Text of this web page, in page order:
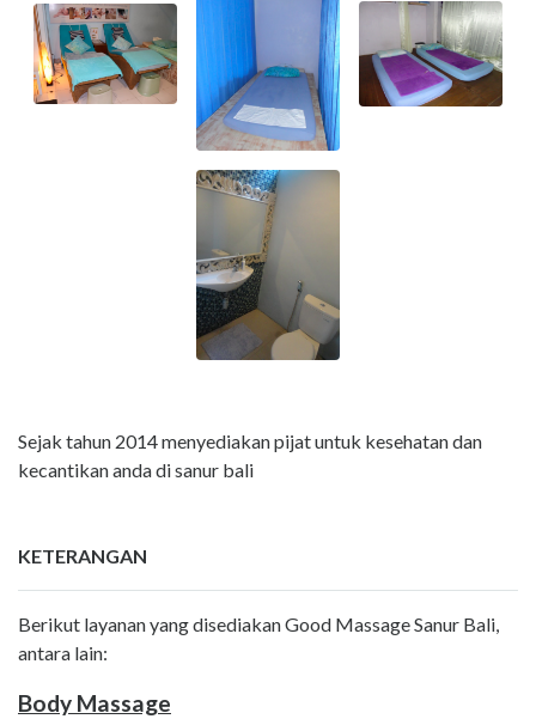
Sejak tahun 2014 menyediakan pijat untuk kesehatan dan
kecantikan anda di sanur bali
KETERANGAN
Berikut layanan yang disediakan Good Massage Sanur Bali,
antara lain:
Body Massage